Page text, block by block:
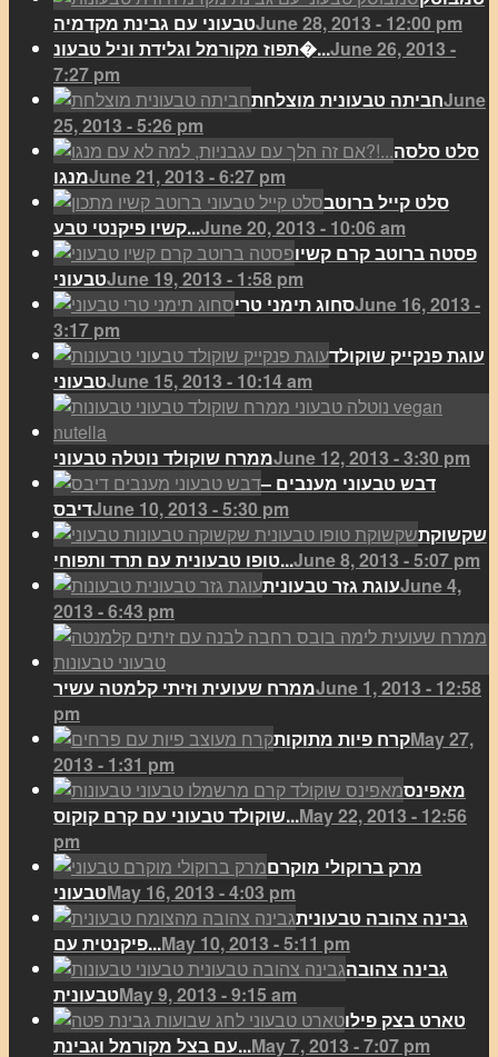
טבעוני עם גבינת מקדמיהJune 28, 2013 - 12:00 pm
תפוז מקורמל וגלידת וניל טבעונ�...June 26, 2013 -
7:27 pm
חביתה טבעונית מוצלחתJune
25, 2013 - 5:26 pm
סלט סלסה
מנגוJune 21, 2013 - 6:27 pm
סלט קייל ברוטב
קשיו פיקנטי טבע...June 20, 2013 - 10:06 am
פסטה ברוטב קרם קשיו
טבעוניJune 19, 2013 - 1:58 pm
סחוג תימני טריJune 16, 2013 -
3:17 pm
עוגת פנקייק שוקולד
טבעוניJune 15, 2013 - 10:14 am
ממרח שוקולד נוטלה טבעוניJune 12, 2013 - 3:30 pm
דבש טבעוני מענבים –
דיבסJune 10, 2013 - 5:30 pm
שקשוקת
טופו טבעונית עם תרד ותפוחי...June 8, 2013 - 5:07 pm
עוגת גזר טבעוניתJune 4,
2013 - 6:43 pm
ממרח שעועית וזיתי קלמטה עשירJune 1, 2013 - 12:58
pm
קרח פיות מתוקותMay 27,
2013 - 1:31 pm
מאפינס
שוקולד טבעוני עם קרם קוקוס...May 22, 2013 - 12:56
pm
מרק ברוקולי מוקרם
טבעוניMay 16, 2013 - 4:03 pm
גבינה צהובה טבעונית
פיקנטית עם...May 10, 2013 - 5:11 pm
גבינה צהובה
טבעוניתMay 9, 2013 - 9:15 am
טארט בצק פילו
עם בצל מקורמל וגבינת...May 7, 2013 - 7:07 pm